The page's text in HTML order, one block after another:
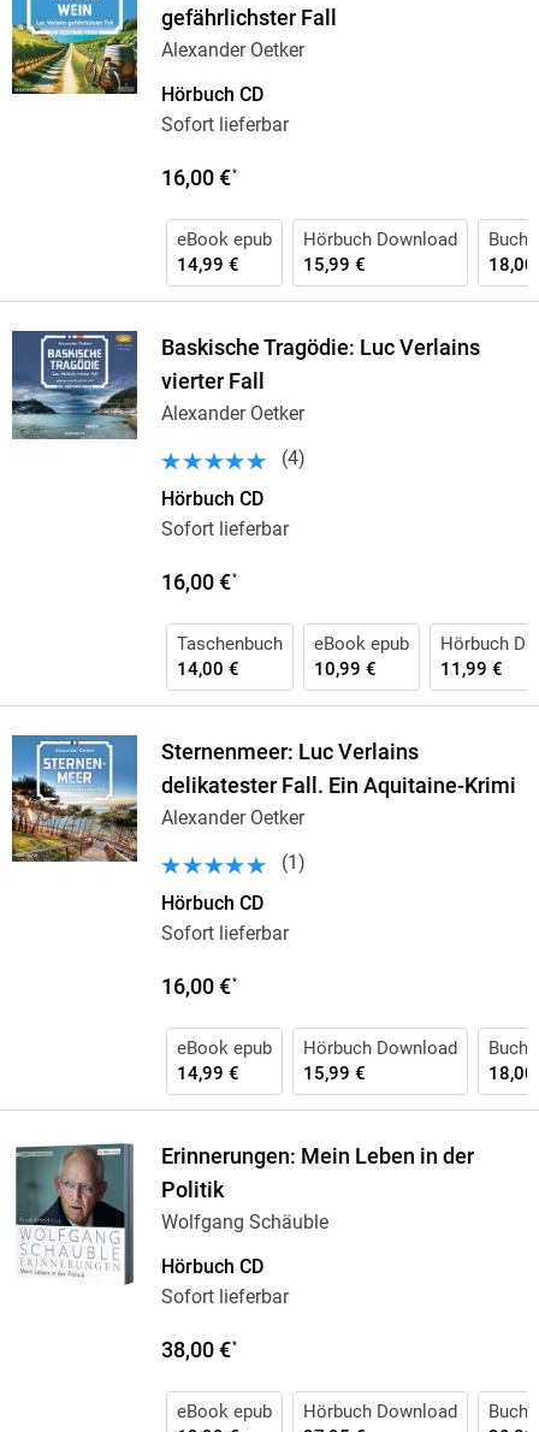
gefährlichster Fall
Alexander Oetker
Hörbuch CD
Sofort lieferbar
16,00 €*
eBook epub
14,99 €
Hörbuch Download
15,99 €
Buch
18,00
Baskische Tragödie: Luc Verlains
vierter Fall
Alexander Oetker
(4)
Hörbuch CD
Sofort lieferbar
16,00 €*
Taschenbuch
14,00 €
eBook epub
10,99 €
Hörbuch
11,99 €
Sternenmeer: Luc Verlains
delikatester Fall. Ein Aquitaine-Krimi
Alexander Oetker
(1 )
Hörbuch CD
Sofort lieferbar
16,00 €*
eBook epub
14,99 €
Hörbuch Download
15,99 €
Buch
18,00
Erinnerungen: Mein Leben in der
Politik
Wolfgang Schäuble
Hörbuch CD
Sofort lieferbar
38,00 €*
eBook epub
Hörbuch Download
Buch